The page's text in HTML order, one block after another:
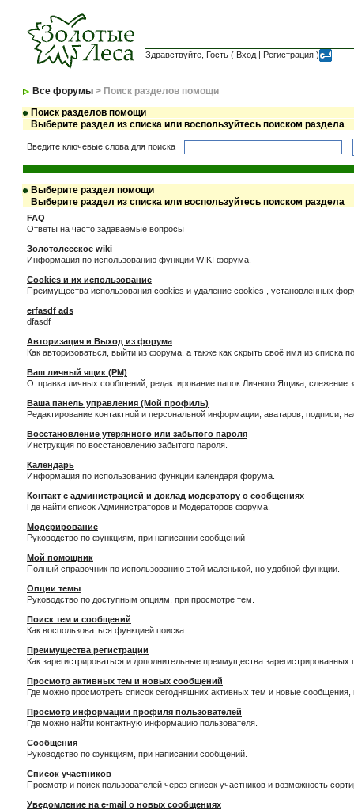
Здравствуйте, Гость ( Вход | Регистрация )
Все форумы > Поиск разделов помощи
Поиск разделов помощи
Выберите раздел из списка или воспользуйтесь поиском раздела
Введите ключевые слова для поиска
Выберите раздел помощи
Выберите раздел из списка или воспользуйтесь поиском раздела
FAQ
Ответы на часто задаваемые вопросы
Золотолесское wiki
Информация по использованию функции WIKI форума.
Cookies и их использование
Преимущества использования cookies и удаление cookies , установленных
erfasdf ads
dfasdf
Авторизация и Выход из форума
Как авторизоваться, выйти из форума, а также как скрыть своё имя из списка
Ваш личный ящик (PM)
Отправка личных сообщений, редактирование папок Личного Ящика,
Ваша панель управления (Мой профиль)
Редактирование контактной и персональной информации, аватаров,
Восстановление утерянного или забытого пароля
Инструкция по восстановлению забытого пароля.
Календарь
Информация по использованию функции календаря форума.
Контакт с администрацией и доклад модератору о сообщениях
Где найти список Администраторов и Модераторов форума.
Модерирование
Руководство по функциям, при написании сообщений
Мой помощник
Полный справочник по использованию этой маленькой, но удобной функции.
Опции темы
Руководство по доступным опциям, при просмотре тем.
Поиск тем и сообщений
Как воспользоваться функцией поиска.
Преимущества регистрации
Как зарегистрироваться и дополнительные преимущества зарегистрированных
Просмотр активных тем и новых сообщений
Где можно просмотреть список сегодняшних активных тем и новые
Просмотр информации профиля пользователей
Где можно найти контактную информацию пользователя.
Сообщения
Руководство по функциям, при написании сообщений.
Список участников
Просмотр и поиск пользователей через список участников и возможность
Уведомление на e-mail о новых сообщениях